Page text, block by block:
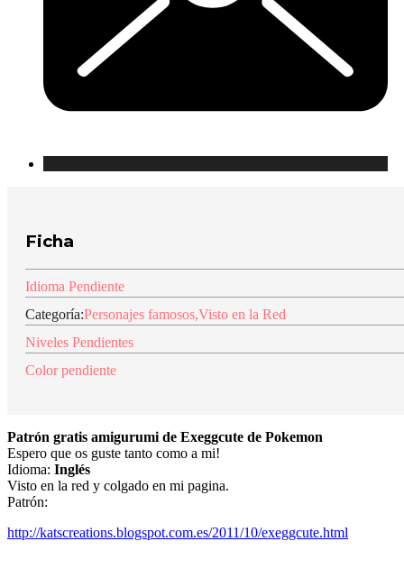
Ficha
Idioma Pendiente
Categoría:Personajes famosos,Visto en la Red
Niveles Pendientes
Color pendiente
Patrón gratis amigurumi de Exeggcute de Pokemon
Espero que os guste tanto como a mi!
Idioma: Inglés
Visto en la red y colgado en mi pagina.
Patrón:
http://katscreations.blogspot.com.es/2011/10/exeggcute.html